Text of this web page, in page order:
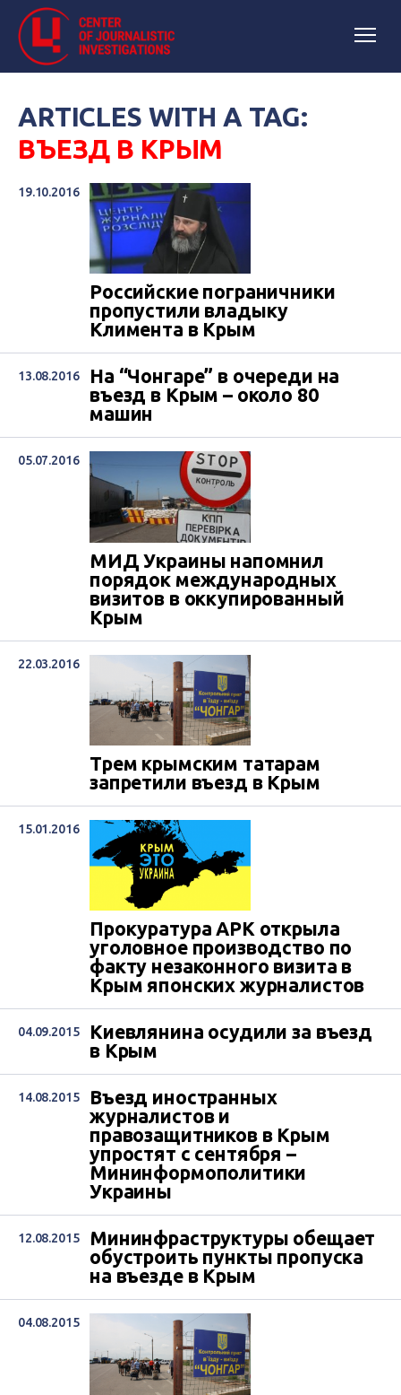
ARTICLES WITH A TAG:
ВЪЕЗД В КРЫМ
19.10.2016
Российские пограничники
пропустили владыку
Климента в Крым
13.08.2016
На “Чонгаре” в очереди на
въезд в Крым – около 80
машин
05.07.2016
МИД Украины напомнил
порядок международных
визитов в оккупированный
Крым
22.03.2016
Трем крымским татарам
запретили въезд в Крым
15.01.2016
Прокуратура АРК открыла
уголовное производство по
факту незаконного визита в
Крым японских журналистов
04.09.2015
Киевлянина осудили за въезд
в Крым
14.08.2015
Въезд иностранных
журналистов и
правозащитников в Крым
упростят с сентября –
Мининформополитики
Украины
12.08.2015
Мининфраструктуры обещает
обустроить пункты пропуска
на въезде в Крым
04.08.2015